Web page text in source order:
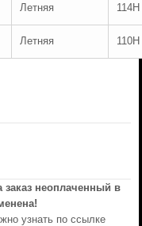
Летняя 114H
Летняя 110H
неоплаченный в
узнать по ссылке